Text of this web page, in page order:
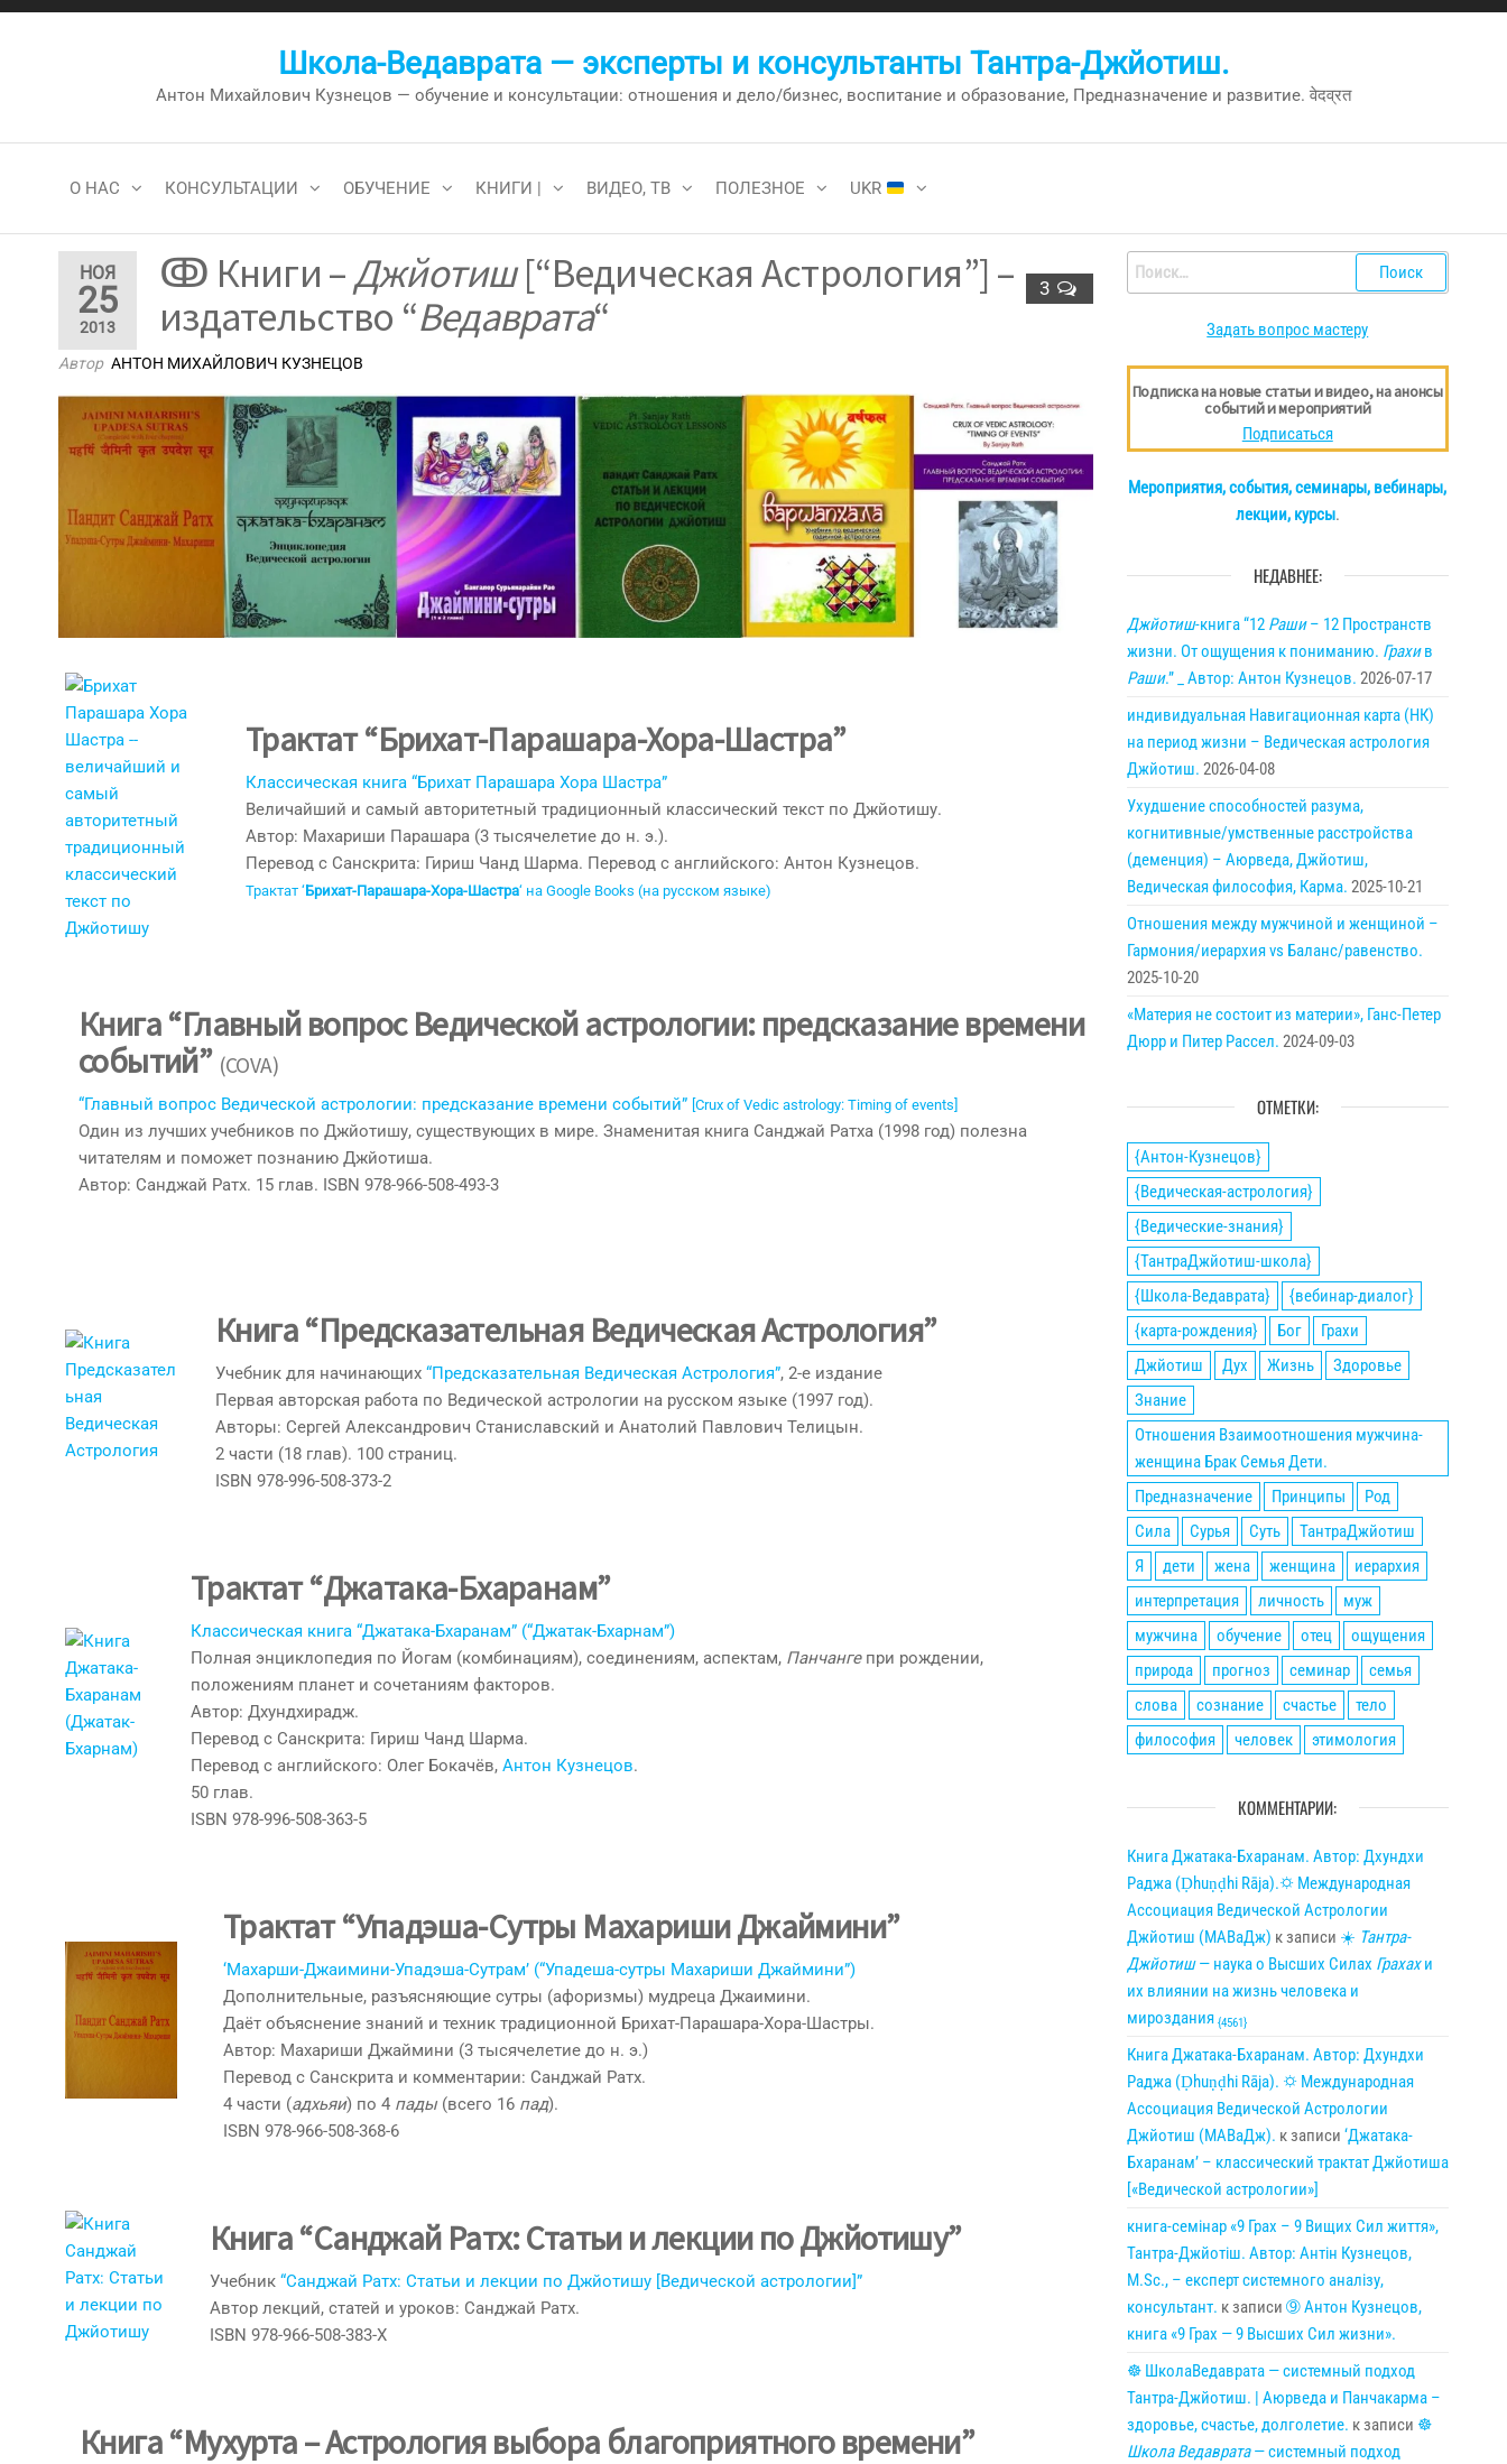
Перейти
Школа-Ведаврата — эксперты и консультанты Тантра-Джйотиш.
Антон Михайлович Кузнецов — обучение и консультации: отношения и дело/бизнес, воспитание и образование, Предназначение и развитие. वेदव्रत
О НАС КОНСУЛЬТАЦИИ ОБУЧЕНИЕ КНИГИ | ВИДЕО, ТВ ПОЛЕЗНОЕ UKR
НОЯ
25
2013
3
ↂ Книги –Джйотиш[“Ведическая Астрология”] –
издательство “Ведаврата“
Автор АНТОН МИХАЙЛОВИЧ КУЗНЕЦОВ
Трактат “Брихат-Парашара-Хора-Шастра”
Классическая книга “Брихат Парашара Хора Шастра”
Величайший и самый авторитетный традиционный классический текст по Джйотишу.
Автор: Махариши Парашара (3 тысячелетие до н. э.).
Перевод с Санскрита: Гириш Чанд Шарма. Перевод с английского: Антон Кузнецов.
Трактат ‘ Брихат-Парашара-Хора-Шастра‘ на Google Books (на русском языке)
Книга “Главный вопрос Ведической астрологии: предсказание времени
событий” (COVA)
“Главный вопрос Ведической астрологии: предсказание времени событий” [Crux of Vedic astrology: Timing of events]
Один из лучших учебников по Джйотишу, существующих в мире. Знаменитая книга Санджай Ратха (1998 год) полезна
читателям и поможет познанию Джйотиша.
Автор: Санджай Ратх. 15 глав. ISBN 978-966-508-493-3
Книга “Предсказательная Ведическая Астрология”
Учебник для начинающих “Предсказательная Ведическая Астрология”, 2-е издание
Первая авторская работа по Ведической астрологии на русском языке (1997 год).
Авторы: Сергей Александрович Станиславский и Анатолий Павлович Телицын.
2 части (18 глав). 100 страниц.
ISBN 978-996-508-373-2
Трактат “Джатака-Бхаранам”
Классическая книга “Джатака-Бхаранам” (“Джатак-Бхарнам”)
Полная энциклопедия по Йогам (комбинациям), соединениям, аспектам, Панчангепри рождении,
положениям планет и сочетаниям факторов.
Автор: Дхундхирадж.
Перевод с Санскрита: Гириш Чанд Шарма.
Перевод с английского: Олег Бокачёв, Антон Кузнецов.
50 глав.
ISBN 978-996-508-363-5
Трактат “Упадэша-Сутры Махариши Джаймини”
‘Махарши-Джаимини-Упадэша-Сутрам’ (“Упадеша-сутры Махариши Джаймини”)
Дополнительные, разъясняющие сутры (афоризмы) мудреца Джаимини.
Даёт объяснение знаний и техник традиционной Брихат-Парашара-Хора-Шастры.
Автор: Махариши Джаймини (3 тысячелетие до н. э.)
Перевод с Санскрита и комментарии: Санджай Ратх.
4 части (адхьяи) по 4 пады(всего 16 пад).
ISBN 978-966-508-368-6
Книга “Санджай Ратх: Статьи и лекции по Джйотишу”
Учебник “Санджай Ратх: Статьи и лекции по Джйотишу [Ведической астрологии]”
Автор лекций, статей и уроков: Санджай Ратх.
ISBN 978-966-508-383-X
Книга “Мухурта – Астрология выбора благоприятного времени”
Найти:
Задать вопрос мастеру
Подписка на новые статьи и видео, на анонсы
событий и мероприятий
Подписаться
Мероприятия, события, семинары, вебинары,
лекции, курсы.
НЕДАВНЕЕ:
Джйотиш-книга “12 Раши– 12 Пространств
жизни. От ощущения к пониманию. Грахив
Раши.” _ Автор: Антон Кузнецов. 2026-07-17
индивидуальная Навигационная карта (НК)
на период жизни – Ведическая астрология
Джйотиш. 2026-04-08
Ухудшение способностей разума,
когнитивные/умственные расстройства
(деменция) – Аюрведа, Джйотиш,
Ведическая философия, Карма. 2025-10-21
Отношения между мужчиной и женщиной –
Гармония/иерархия vs Баланс/равенство.
2025-10-20
«Материя не состоит из материи», Ганс-Петер
Дюрр и Питер Рассел. 2024-09-03
ОТМЕТКИ:
{Антон-Кузнецов}
{Ведическая-астрология}
{Ведические-знания}
{ТантраДжйотиш-школа}
{Школа-Ведаврата}
{вебинар-диалог}
{карта-рождения}
Бог
Грахи
Джйотиш
Дух Жизнь
Здоровье
Знание
Отношения Взаимоотношения мужчина-
женщина Брак Семья Дети.
Предназначение
Принципы
Род
Сила
Сурья Суть
ТантраДжйотиш
Я
дети жена женщина
иерархия
интерпретация
личность
муж
мужчина
обучение отец
ощущения
природа
прогноз семинар
семья
слова
сознание счастье
тело
философия
человек этимология
КОММЕНТАРИИ:
Книга Джатака-Бхаранам. Автор: Дхундхи
Раджа (Ḍhuṇḍhi Rāja).🌣 Международная
Ассоциация Ведической Астрологии
Джйотиш (МАВаДж) к записи ☀ Тантра-
Джйотиш— наука о Высших Силах Грахахи
их влиянии на жизнь человека и
мироздания {4561}
Книга Джатака-Бхаранам. Автор: Дхундхи
Раджа (Ḍhuṇḍhi Rāja). 🌣 Международная
Ассоциация Ведической Астрологии
Джйотиш (МАВаДж). к записи ‘Джатака-
Бхаранам’ – классический трактат Джйотиша
[«Ведической астрологии»]
книга-семінар «9 Грах – 9 Вищих Сил життя»,
Тантра-Джйотіш. Автор: Антін Кузнецов,
M.Sc., – експерт системного аналізу,
консультант. к записи ➈ Антон Кузнецов,
книга «9 Грах — 9 Высших Сил жизни».
☸ ШколаВедаврата — системный подход
Тантра-Джйотиш. | Аюрведа и Панчакарма –
здоровье, счастье, долголетие. к записи ☸
Школа Ведаврата— системный подход